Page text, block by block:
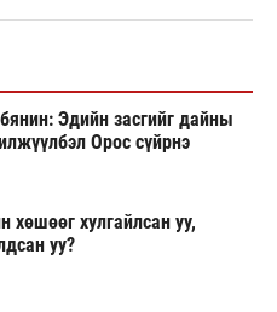
Эдийн засгийг дайны
Орос сүйрнэ
хөшөөг хулгайлсан уу,
уу?